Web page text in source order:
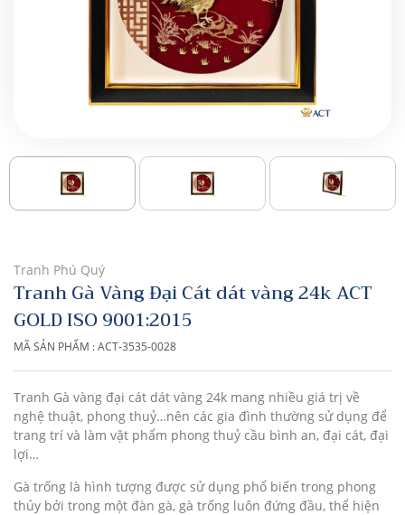
Tranh Phú Quý
Tranh Gà Vàng Đại Cát dát vàng 24k ACT
GOLD ISO 9001:2015
MÃ SẢN PHẨM : ACT-3535-0028
Tranh Gà vàng đại cát dát vàng 24k mang nhiều giá trị về
nghệ thuật, phong thuỷ…nên các gia đình thường sử dụng để
trang trí và làm vật phẩm phong thuỷ cầu bình an, đại cát, đại
lợi…
Gà trống là hình tượng được sử dụng phổ biến trong phong
thủy bởi trong một đàn gà, gà trống luôn đứng đầu, thể hiện